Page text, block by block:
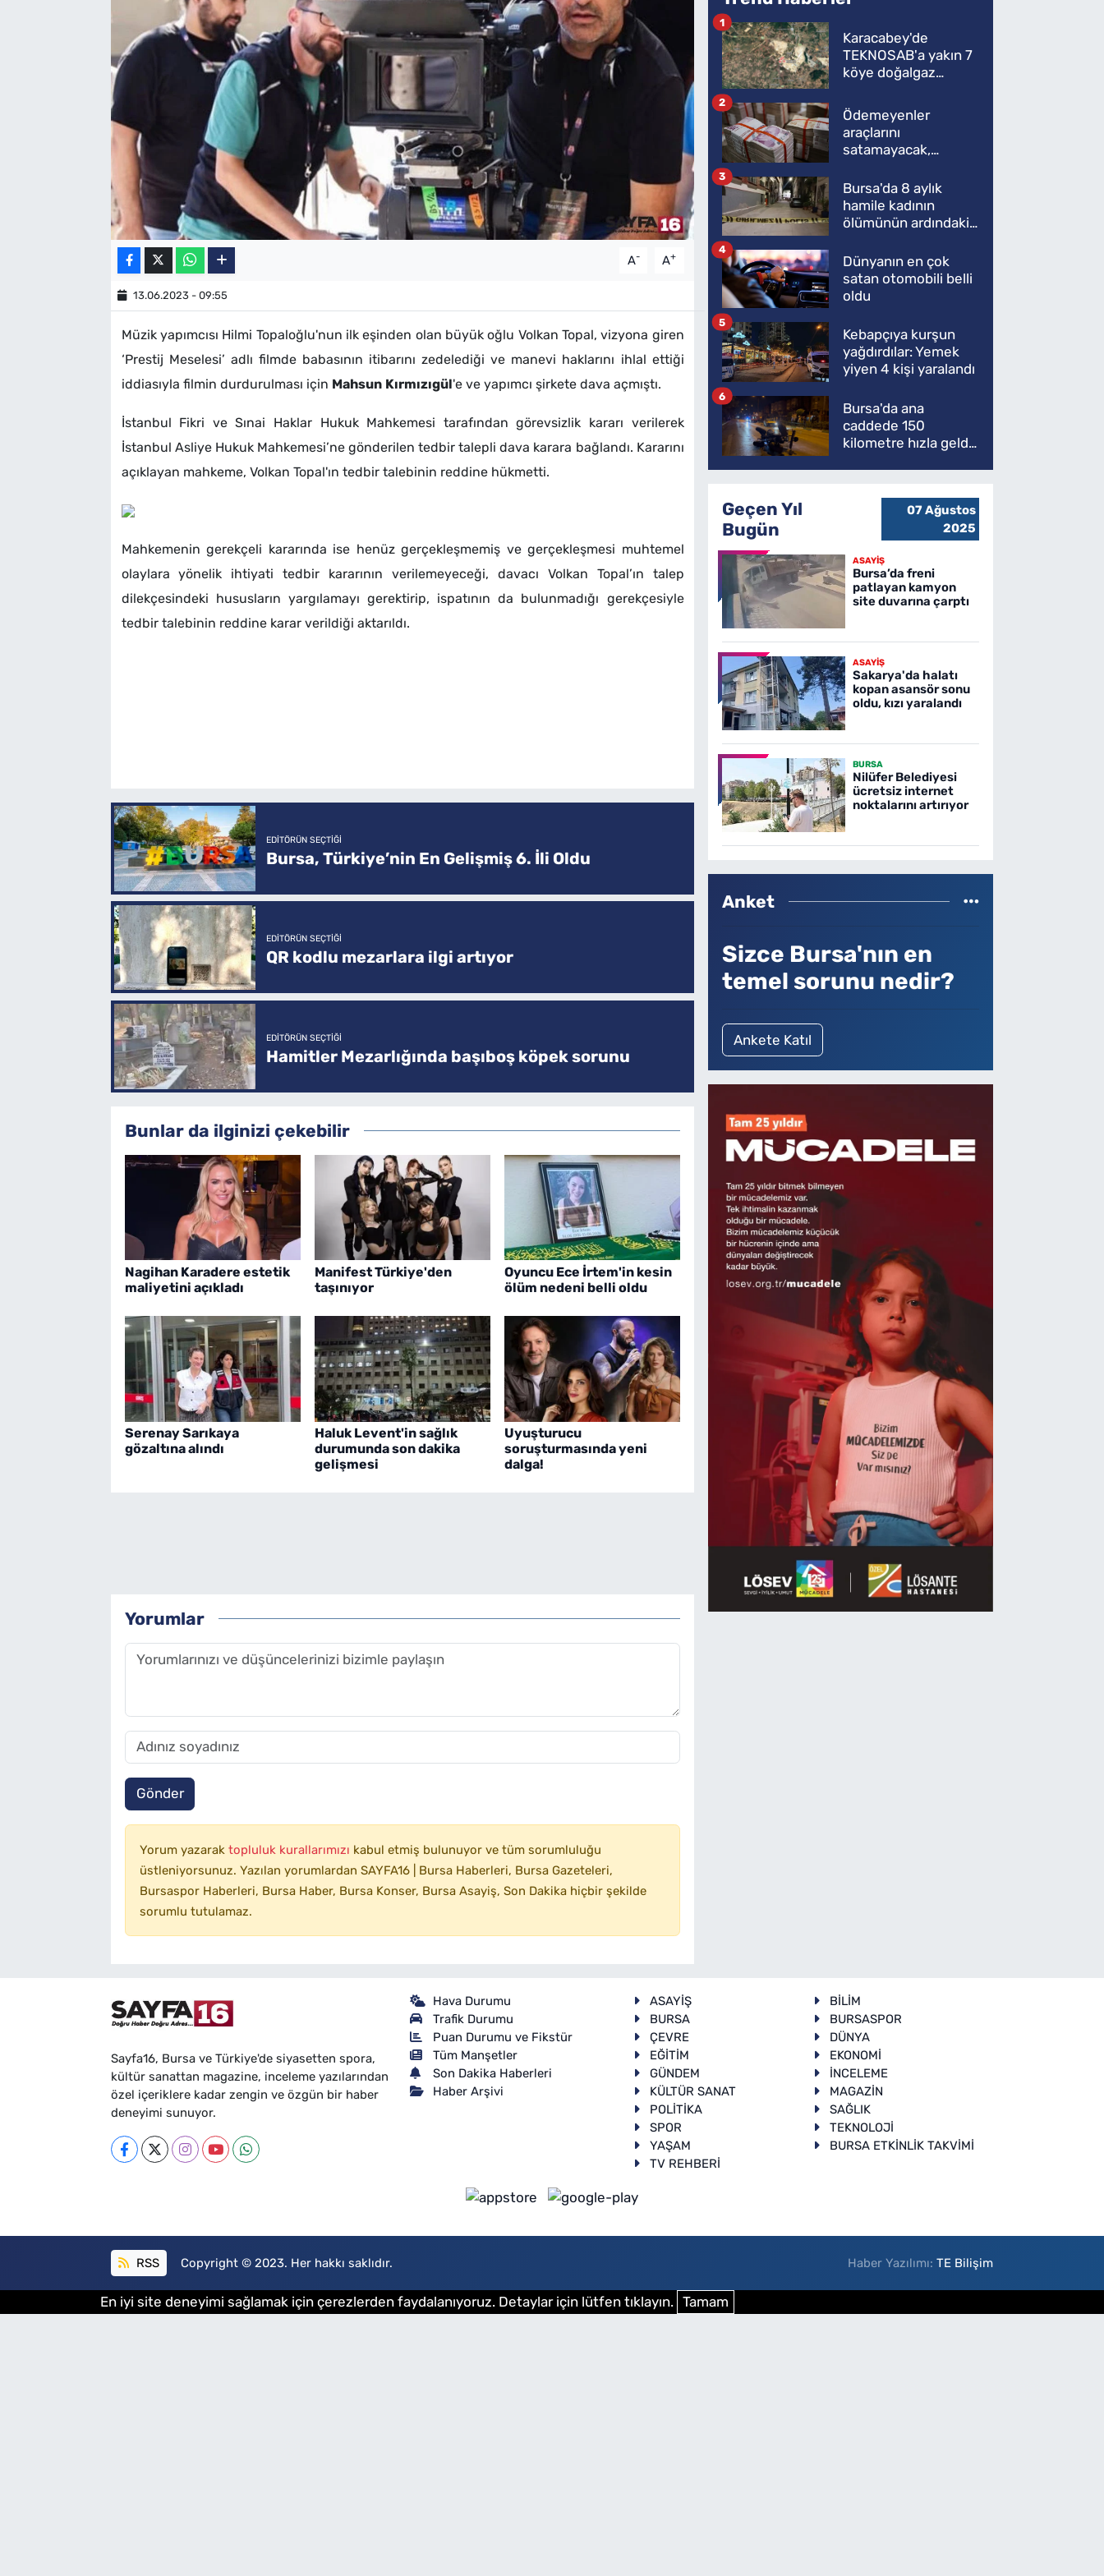
A- A+
13.06.2023 - 09:55
Müzik yapımcısı Hilmi Topaloğlu'nun ilk eşinden olan büyük oğlu Volkan Topal, vizyona giren
‘Prestij Meselesi’ adlı filmde babasının itibarını zedelediği ve manevi haklarını ihlal ettiği
iddiasıyla filmin durdurulması için Mahsun Kırmızıgül'e ve yapımcı şirkete dava açmıştı.
İstanbul Fikri ve Sınai Haklar Hukuk Mahkemesi tarafından görevsizlik kararı verilerek
İstanbul Asliye Hukuk Mahkemesi’ne gönderilen tedbir talepli dava karara bağlandı. Kararını
açıklayan mahkeme, Volkan Topal'ın tedbir talebinin reddine hükmetti.
Mahkemenin gerekçeli kararında ise henüz gerçekleşmemiş ve gerçekleşmesi muhtemel
olaylara yönelik ihtiyati tedbir kararının verilemeyeceği, davacı Volkan Topal’ın talep
dilekçesindeki hususların yargılamayı gerektirip, ispatının da bulunmadığı gerekçesiyle
tedbir talebinin reddine karar verildiği aktarıldı.
EDITÖRÜN SEÇTIĞI
Bursa, Türkiye’nin En Gelişmiş 6. İli Oldu
EDITÖRÜN SEÇTIĞI
QR kodlu mezarlara ilgi artıyor
EDITÖRÜN SEÇTIĞI
Hamitler Mezarlığında başıboş köpek sorunu
Bunlar da ilginizi çekebilir
Nagihan Karadere estetik
maliyetini açıkladı
Manifest Türkiye'den
taşınıyor
Oyuncu Ece İrtem'in kesin
ölüm nedeni belli oldu
Serenay Sarıkaya
gözaltına alındı
Haluk Levent'in sağlık
durumunda son dakika
gelişmesi
Uyuşturucu
soruşturmasında yeni
dalga!
Yorumlar
Gönder
Yorum yazarak topluluk kurallarımızı kabul etmiş bulunuyor ve tüm sorumluluğu
üstleniyorsunuz. Yazılan yorumlardan SAYFA16 | Bursa Haberleri, Bursa Gazeteleri,
Bursaspor Haberleri, Bursa Haber, Bursa Konser, Bursa Asayiş, Son Dakika hiçbir şekilde
sorumlu tutulamaz.
Karacabey'de
TEKNOSAB'a yakın 7
köye doğalgaz
1
Ödemeyenler
araçlarını
satamayacak,
2
Bursa'da 8 aylık
hamile kadının
ölümünün ardındaki
3
Dünyanın en çok
satan otomobili belli
oldu
4
Kebapçıya kurşun
yağdırdılar: Yemek
yiyen 4 kişi yaralandı
5
Bursa'da ana
caddede 150
kilometre hızla geldi,
6
Geçen Yıl
Bugün
07 Ağustos
2025
ASAYİŞ
Bursa’da freni
patlayan kamyon
site duvarına çarptı
ASAYİŞ
Sakarya'da halatı
kopan asansör sonu
oldu, kızı yaralandı
BURSA
Nilüfer Belediyesi
ücretsiz internet
noktalarını artırıyor
Anket
Sizce Bursa'nın en
temel sorunu nedir?
Ankete Katıl
Sayfa16, Bursa ve Türkiye'de siyasetten spora,
kültür sanattan magazine, inceleme yazılarından
özel içeriklere kadar zengin ve özgün bir haber
deneyimi sunuyor.
Hava Durumu
Trafik Durumu
Puan Durumu ve Fikstür
Tüm Manşetler
Son Dakika Haberleri
Haber Arşivi
ASAYİŞ
BİLİM
BURSA
BURSASPOR
ÇEVRE
DÜNYA
EĞİTİM
EKONOMİ
GÜNDEM
İNCELEME
KÜLTÜR SANAT
MAGAZİN
POLİTİKA
SAĞLIK
SPOR
TEKNOLOJİ
YAŞAM
BURSA ETKİNLİK TAKVİMİ
TV REHBERİ
RSS Copyright © 2023. Her hakkı saklıdır. Haber Yazılımı:TE Bilişim
En iyi site deneyimi sağlamak için çerezlerden faydalanıyoruz. Detaylar için lütfen tıklayın. Tamam
TV REHBERİ